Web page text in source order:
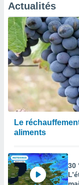
Actualités
Le
aliments
30